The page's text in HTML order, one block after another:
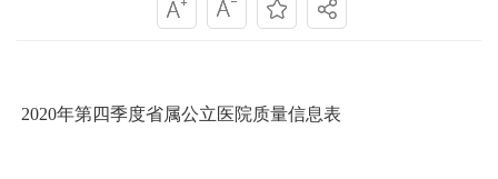
2020年第四季度省属公立医院质量信息表